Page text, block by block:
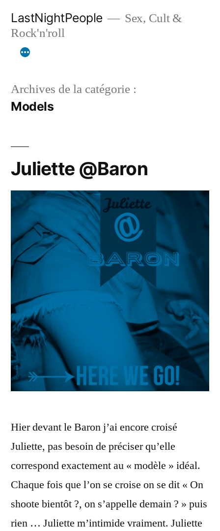
contenu
LastNightPeople
Sex, Cult &
Rock'n'roll
Archives de la catégorie :
Models
Juliette @Baron
Hier devant le Baron j’ai encore croisé
Juliette, pas besoin de préciser qu’elle
correspond exactement au « modèle » idéal.
Chaque fois que l’on se croise on se dit « On
shoote bientôt ?, on s’appelle demain ? » puis
rien … Juliette m’intimide vraiment. Juliette